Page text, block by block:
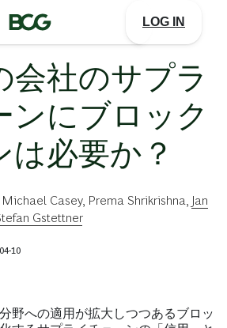
LOG IN
会社のサプラ
ンにブロック
は必要か？
Michael Casey, Prema Shrikrishna
Jan
Gstettner
10
野への適用が拡大しつつあるブロッ